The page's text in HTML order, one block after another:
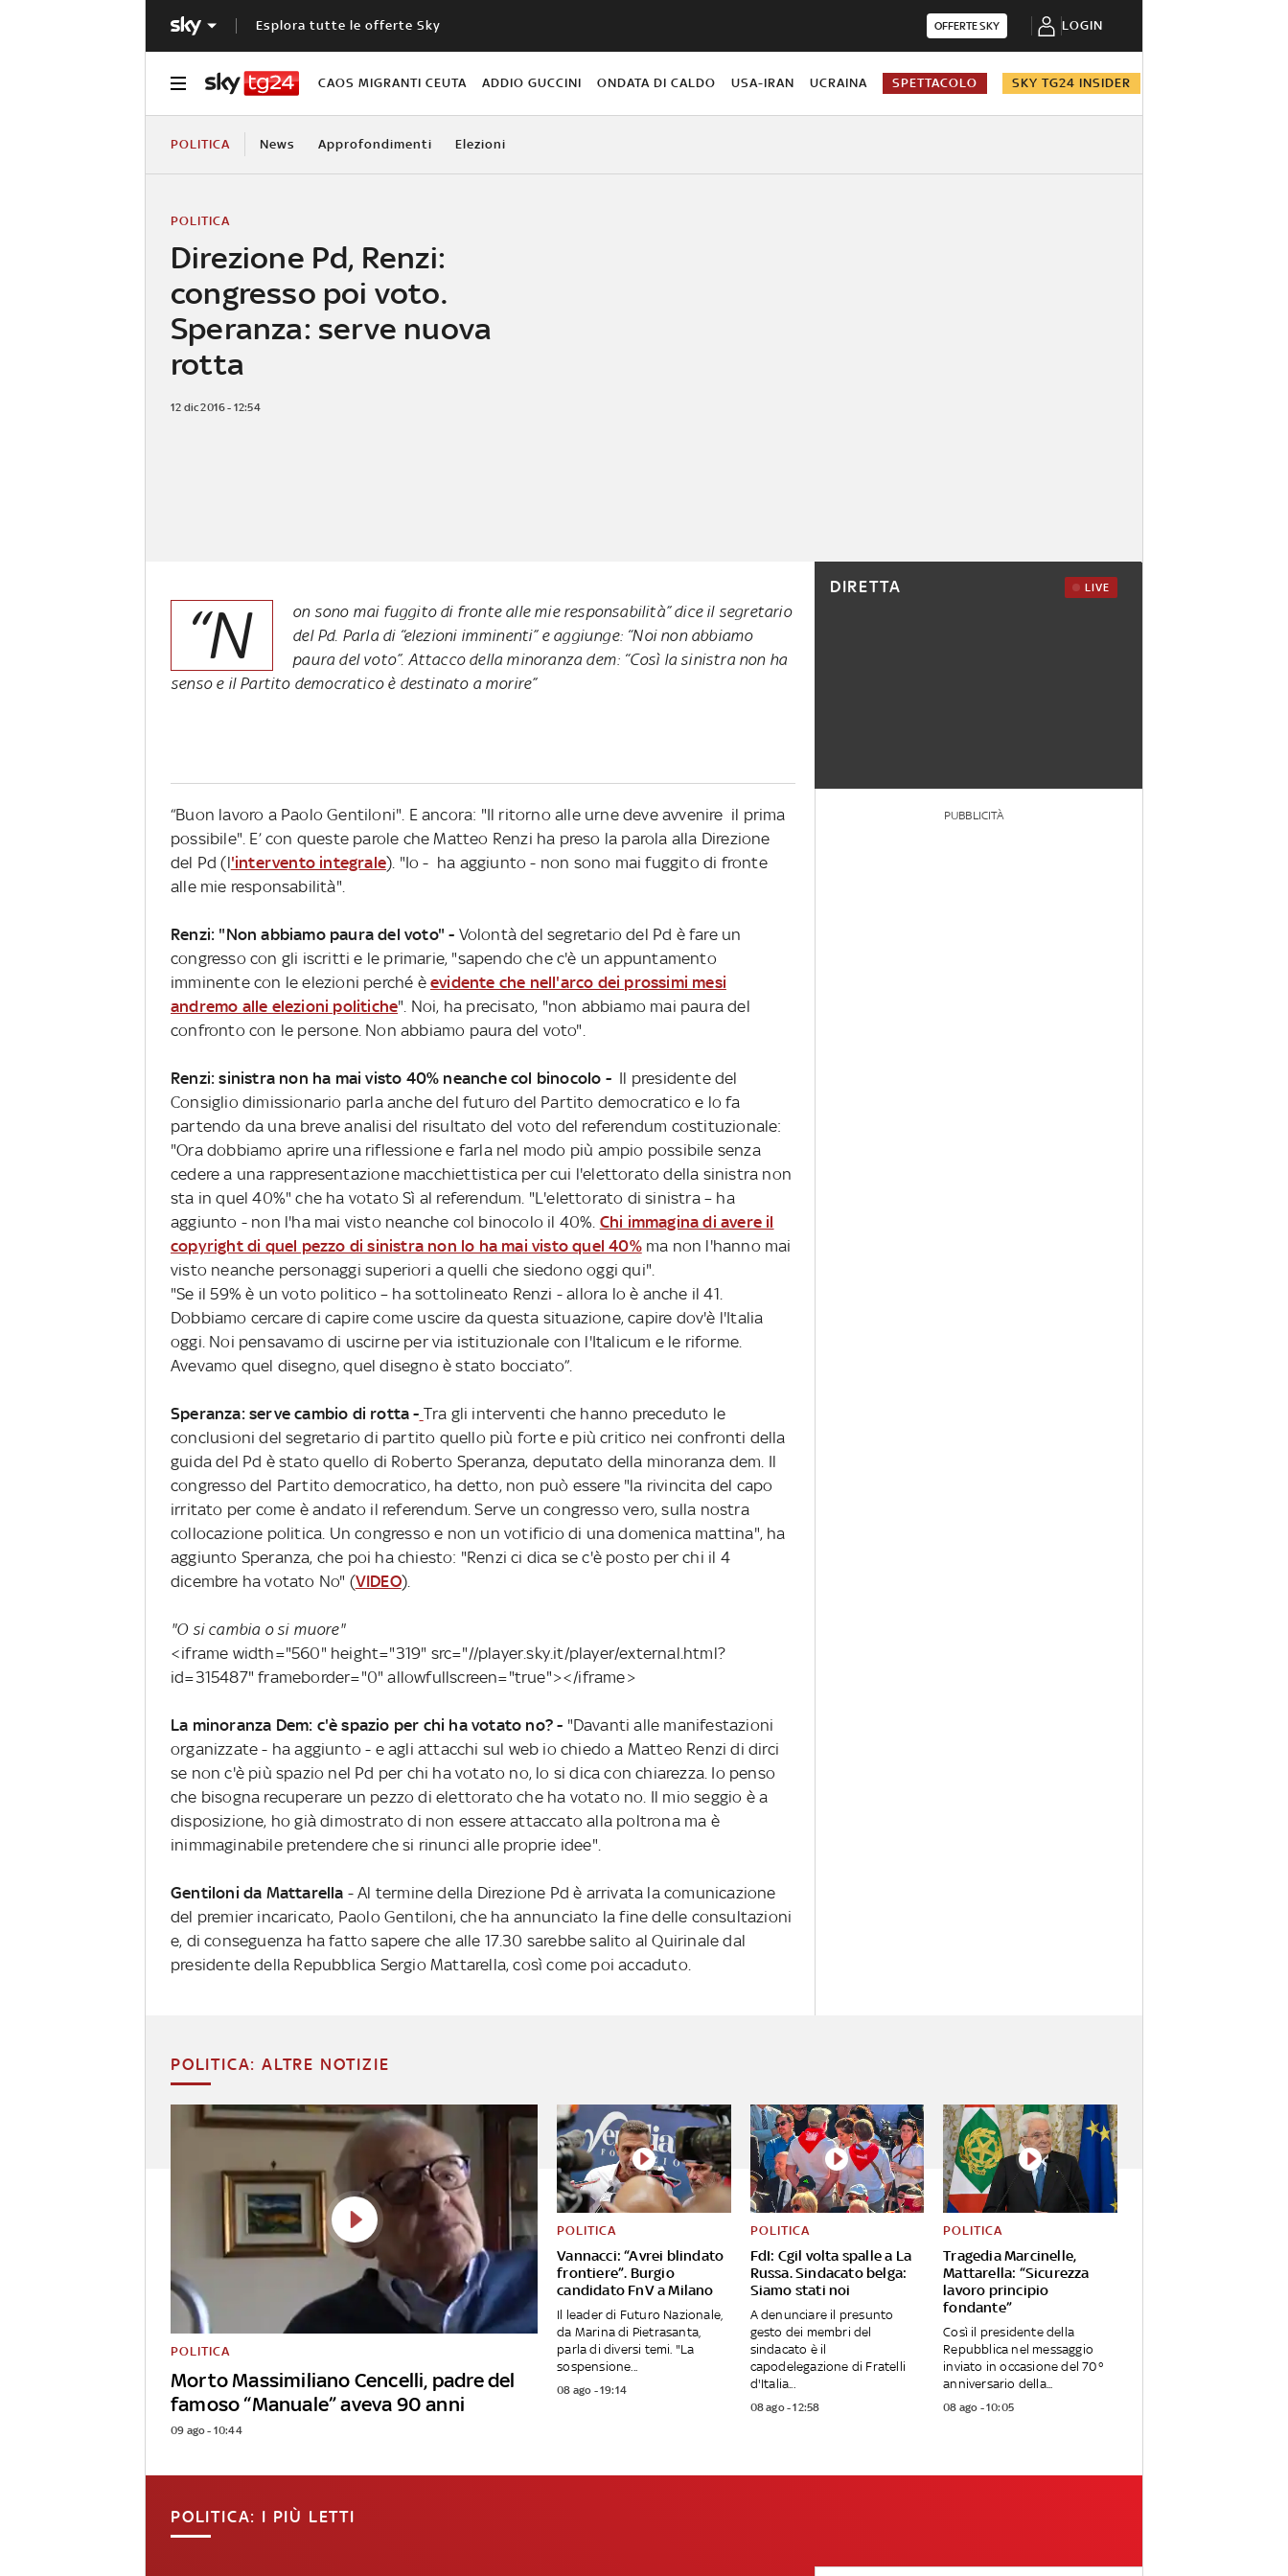
Esplora tutte le offerte Sky OFFERTE SKY LOGIN
CAOS MIGRANTI CEUTA ADDIO GUCCINI ONDATA DI CALDO USA-IRAN UCRAINA SPETTACOLO SKY TG24 INSIDER
POLITICA News Approfondimenti Elezioni
Direzione Pd, Renzi:
congresso poi voto.
Speranza: serve nuova
rotta
POLITICA
12 dic 2016 - 12:54
“N
on sono mai fuggito di fronte alle mie responsabilità” dice il segretario
del Pd. Parla di “elezioni imminenti” e aggiunge: “Noi non abbiamo
paura del voto”. Attacco della minoranza dem: “Così la sinistra non ha
senso e il Partito democratico è destinato a morire”
“Buon lavoro a Paolo Gentiloni". E ancora: "Il ritorno alle urne deve avvenire il prima
possibile". E’ con queste parole che Matteo Renzi ha preso la parola alla Direzione
del Pd (l'intervento integrale). "Io - ha aggiunto - non sono mai fuggito di fronte
alle mie responsabilità".
Renzi: "Non abbiamo paura del voto" - Volontà del segretario del Pd è fare un
congresso con gli iscritti e le primarie, "sapendo che c'è un appuntamento
imminente con le elezioni perché è evidente che nell'arco dei prossimi mesi
andremo alle elezioni politiche". Noi, ha precisato, "non abbiamo mai paura del
confronto con le persone. Non abbiamo paura del voto".
Renzi: sinistra non ha mai visto 40% neanche col binocolo - Il presidente del
Consiglio dimissionario parla anche del futuro del Partito democratico e lo fa
partendo da una breve analisi del risultato del voto del referendum costituzionale:
"Ora dobbiamo aprire una riflessione e farla nel modo più ampio possibile senza
cedere a una rappresentazione macchiettistica per cui l'elettorato della sinistra non
sta in quel 40%" che ha votato Sì al referendum. "L'elettorato di sinistra – ha
aggiunto - non l'ha mai visto neanche col binocolo il 40%. Chi immagina di avere il
copyright di quel pezzo di sinistra non lo ha mai visto quel 40%ma non l'hanno mai
visto neanche personaggi superiori a quelli che siedono oggi qui".
"Se il 59% è un voto politico – ha sottolineato Renzi - allora lo è anche il 41.
Dobbiamo cercare di capire come uscire da questa situazione, capire dov'è l'Italia
oggi. Noi pensavamo di uscirne per via istituzionale con l'Italicum e le riforme.
Avevamo quel disegno, quel disegno è stato bocciato”.
Speranza: serve cambio di rotta - Tra gli interventi che hanno preceduto le
conclusioni del segretario di partito quello più forte e più critico nei confronti della
guida del Pd è stato quello di Roberto Speranza, deputato della minoranza dem. Il
congresso del Partito democratico, ha detto, non può essere "la rivincita del capo
irritato per come è andato il referendum. Serve un congresso vero, sulla nostra
collocazione politica. Un congresso e non un votificio di una domenica mattina", ha
aggiunto Speranza, che poi ha chiesto: "Renzi ci dica se c'è posto per chi il 4
dicembre ha votato No" (VIDEO).
"O si cambia o si muore"
<iframe width="560" height="319" src="//player.sky.it/player/external.html?
id=315487" frameborder="0" allowfullscreen="true"></iframe>
La minoranza Dem: c'è spazio per chi ha votato no? - "Davanti alle manifestazioni
organizzate - ha aggiunto - e agli attacchi sul web io chiedo a Matteo Renzi di dirci
se non c'è più spazio nel Pd per chi ha votato no, lo si dica con chiarezza. Io penso
che bisogna recuperare un pezzo di elettorato che ha votato no. Il mio seggio è a
disposizione, ho già dimostrato di non essere attaccato alla poltrona ma è
inimmaginabile pretendere che si rinunci alle proprie idee".
Gentiloni da Mattarella - Al termine della Direzione Pd è arrivata la comunicazione
del premier incaricato, Paolo Gentiloni, che ha annunciato la fine delle consultazioni
e, di conseguenza ha fatto sapere che alle 17.30 sarebbe salito al Quirinale dal
presidente della Repubblica Sergio Mattarella, così come poi accaduto.
DIRETTA LIVE
PUBBLICITÀ
POLITICA: ALTRE NOTIZIE
Morto Massimiliano Cencelli, padre del
famoso “Manuale” aveva 90 anni
POLITICA
09 ago - 10:44
Vannacci: “Avrei blindato
frontiere”. Burgio
candidato FnV a Milano
POLITICA
Il leader di Futuro Nazionale,
da Marina di Pietrasanta,
parla di diversi temi. "La
sospensione...
08 ago - 19:14
FdI: Cgil volta spalle a La
Russa. Sindacato belga:
Siamo stati noi
POLITICA
A denunciare il presunto
gesto dei membri del
sindacato è il
capodelegazione di Fratelli
d'Italia...
08 ago - 12:58
Tragedia Marcinelle,
Mattarella: “Sicurezza
lavoro principio
fondante”
POLITICA
Così il presidente della
Repubblica nel messaggio
inviato in occasione del 70°
anniversario della...
08 ago - 10:05
POLITICA: I PIÙ LETTI